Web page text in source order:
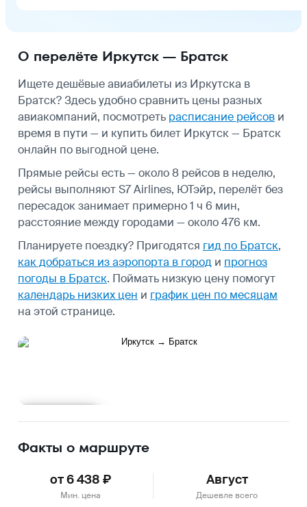
О перелёте Иркутск — Братск
Ищете дешёвые авиабилеты из Иркутска в
Братск? Здесь удобно сравнить цены разных
авиакомпаний, посмотреть расписание рейсов и
время в пути — и купить билет Иркутск — Братск
онлайн по выгодной цене.
Прямые рейсы есть — около 8 рейсов в неделю,
рейсы выполняют S7 Airlines, ЮТэйр, перелёт без
пересадок занимает примерно 1 ч 6 мин,
расстояние между городами — около 476 км.
Планируете поездку? Пригодятся гид по Братск,
как добраться из аэропорта в город и прогноз
погоды в Братск. Поймать низкую цену помогут
календарь низких цен и график цен по месяцам
на этой странице.
Факты о маршруте
от 6 438 ₽
Мин. цена
Август
Дешевле всего